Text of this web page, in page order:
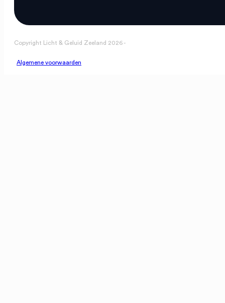
Copyright Licht & Geluid Zeeland 2026 -
Algemene voorwaarden